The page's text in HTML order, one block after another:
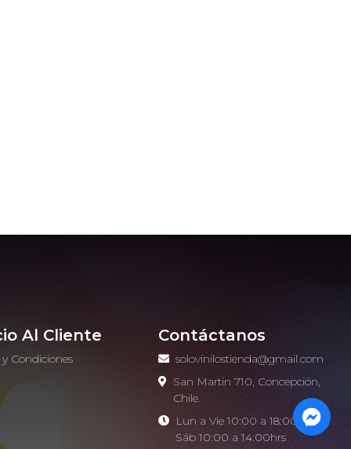
Al Cliente
Condiciones
Contáctanos
solovinilostienda@gmail.com
San Martin 710, Concepción,
Chile.
Lun a Vie 10:00 a 18:00hrs -
Sáb 10:00 a 14:00hrs